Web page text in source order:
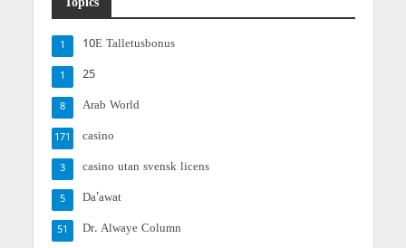
10E Talletusbonus
1
25
1
Arab World
8
casino
171
casino utan svensk licens
3
Da'awat
5
Dr. Alwaye Column
51